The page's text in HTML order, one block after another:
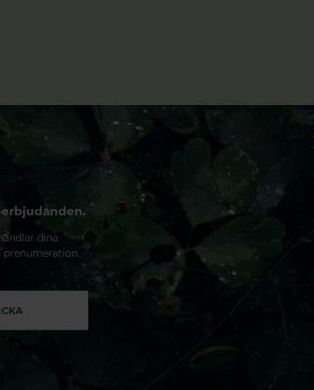
dina